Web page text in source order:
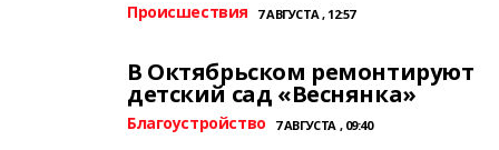
Происшествия 7 АВГУСТА , 12:57
В Октябрьском ремонтируют
детский сад «Веснянка»
Благоустройство 7 АВГУСТА , 09:40